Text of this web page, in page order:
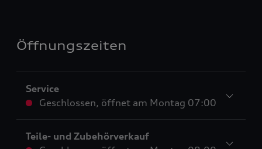
Öffnungszeiten
Service
Geschlossen, öffnet am Montag 07:00
Teile- und Zubehörverkauf